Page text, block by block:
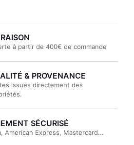
à partir de 400€ de commande
& PROVENANCE
issues directement des
SÉCURISÉ
American Express, Mastercard...